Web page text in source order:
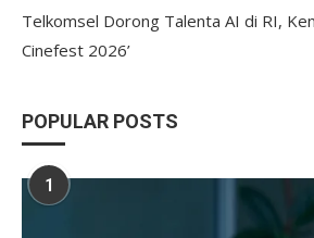
Telkomsel Dorong Talenta AI di RI,
Cinefest 2026’
POPULAR POSTS
1